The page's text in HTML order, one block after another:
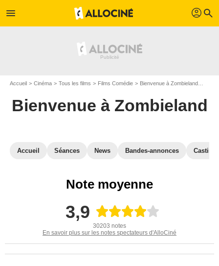
menu profil search
Accueil Cinéma Tous les films Films Comédie Bienvenue à Zombieland
Bienvenue à Zombieland
Accueil Séances News Bandes-annonces Casting
Note moyenne
3,9
30203 notes
En savoir plus sur les notes spectateurs d'AlloCiné